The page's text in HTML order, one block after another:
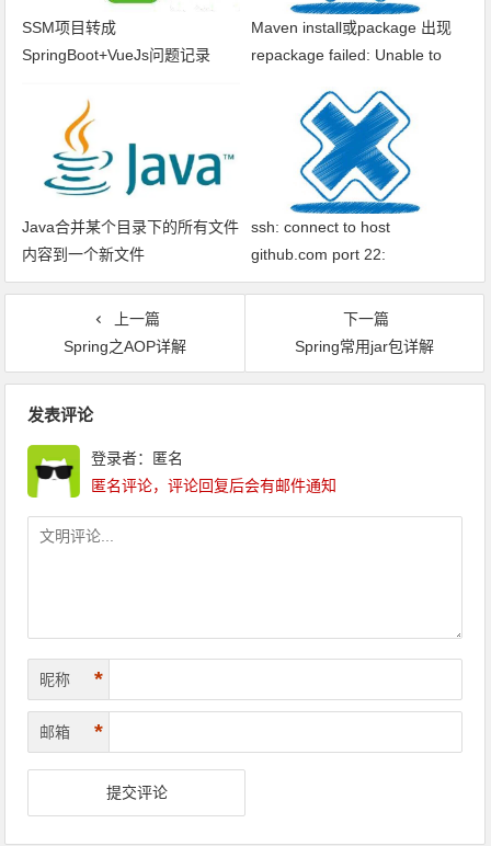
SSM项目转成
SpringBoot+VueJs问题记录
Maven install或package 出现
repackage failed: Unable to
Java合并某个目录下的所有文件
内容到一个新文件
ssh: connect to host
github.com port 22:
Connection timed out fatal: xxx
上一篇
Spring之AOP详解
下一篇
Spring常用jar包详解
发表评论
登录者：匿名
匿名评论，评论回复后会有邮件通知
昵称 *
邮箱 *